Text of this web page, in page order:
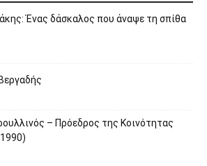
Ένας δάσκαλος που άναψε τη σπίθα
– Πρόεδρος της Κοινότητας